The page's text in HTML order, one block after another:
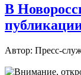
В
Автор: Пресс-